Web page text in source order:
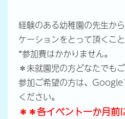
経験のある幼稚園の先生か
ケーションをとって頂くこ
*参加費はかかりません。
＊未就園児の方どなたでも
参加ご希望の方は、Google
ください。
＊＊各イベント一か月